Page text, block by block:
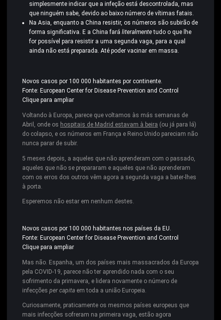
simplesmente indicar que a infeção está descontrolada, mas
que ninguém sabe, devido ao baixo número de vítimas fatais.
Na Asia, enquanto a China resistir, os números são subirão de
forma significativa. E a China fará literalmentetudo o que lhe
for possível para resistir a uma segunda vaga, para a qual
ainda não está preparada. Até poder vacinar em massa.
Novos casos por 100 000 habitantes por continente.
Fonte: European Center for Disease Prevention and Control
Clique para ampliar
Voltando à Europa, parece que voltamos às más semanas de
Abril, onde os hospitais de Madrid estavam à beira (ou já para lá)
do colapso, e os números em França e Reino Unido pareciam não
nunca parar de subir.
5 meses depois, a aqueles que não aprenderam com o passado,
aqueles que não se prepararam e aqueles que não aprenderam
com os erros dos outros vêm agora a segunda vaga a bater-lhes
à porta.
Esperemos não estar em nenhum destes.
Novos casos por 100 000 habitantes nos países da EU.
Fonte: European Center for Disease Prevention and Control
Clique para ampliar
Mas não. Espanha, um dos países mais massacrados da Europa
pela COVID-19, parece não ter aprendido nada com o seu
sofrimento da primavera, e lidera novamente o número de
infecções per capita em toda a união Europeia.
Curiosamente, praticamente os mesmos países europeus que
mais infecções sofreram na primeira vaga, estão agora